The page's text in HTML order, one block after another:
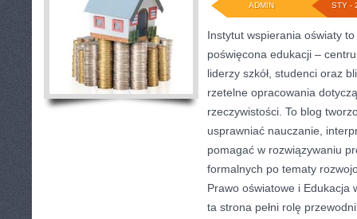
STY -
ADMIN
Instytut wspierania oświaty
poświęcona edukacji –
liderzy szkół, studenci oraz
rzetelne opracowania
rzeczywistości. To blog
usprawniać nauczanie,
pomagać w rozwiązywaniu
formalnych po tematy
Prawo oświatowe i Edukacja
ta strona pełni rolę